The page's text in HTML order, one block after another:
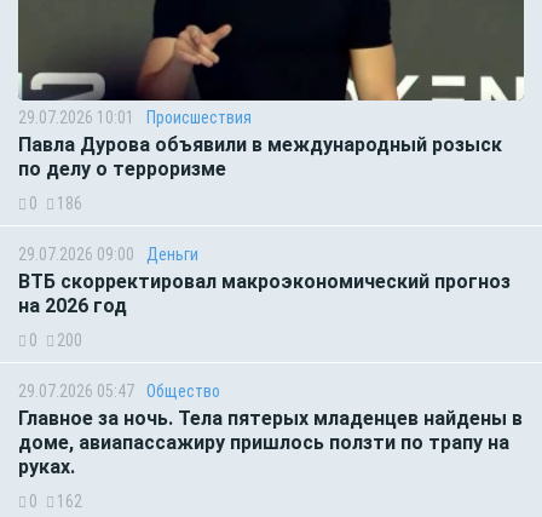
29.07.2026 10:01 Происшествия
Павла Дурова объявили в международный розыск
по делу о терроризме
0 186
29.07.2026 09:00 Деньги
ВТБ скорректировал макроэкономический прогноз
на 2026 год
0 200
29.07.2026 05:47 Общество
Главное за ночь. Тела пятерых младенцев найдены в
доме, авиапассажиру пришлось ползти по трапу на
руках.
0 162